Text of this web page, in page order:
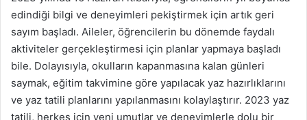
edindiği bilgi ve deneyimleri pekiştirmek için artık geri
sayım başladı. Aileler, öğrencilerin bu dönemde faydalı
aktiviteler gerçekleştirmesi için planlar yapmaya başladı
bile. Dolayısıyla, okulların kapanmasına kalan günleri
saymak, eğitim takvimine göre yapılacak yaz hazırlıklarını
ve yaz tatili planlarını yapılanmasını kolaylaştırır. 2023 yaz
tatili, herkes için yeni umutlar ve deneyimlerle dolu bir